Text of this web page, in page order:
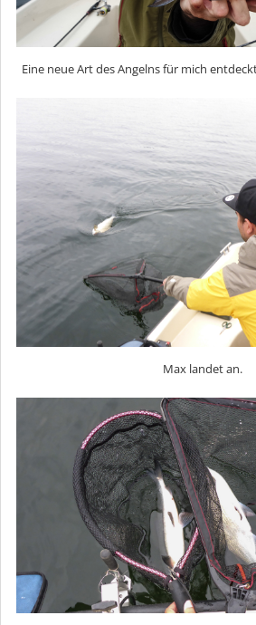
Eine neue Art des Angelns für mich
Max landet an.